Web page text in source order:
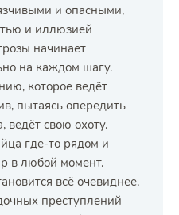
и опасными,
и иллюзией
начинает
на каждом шагу.
которое ведёт
пытаясь опередить
ведёт свою охоту.
где-то рядом и
в любой момент.
всё очевиднее,
преступлений